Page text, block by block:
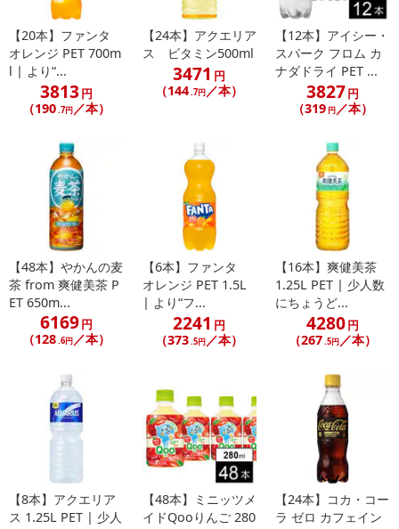
【20本】ファンタ
オレンジ PET 700m
l | より“...
3813円
（190 .7円／本）
【24本】アクエリア
ス ビタミン500ml
3471 円
（144 .7円 ／本）
【12本】アイシー・
スパーク フロム カ
ナダドライ PET ...
3827円
（319 円 ／本）
【48本】やかんの麦
茶 from 爽健美茶 P
ET 650m...
6169円
（128.6円／本）
【6本】ファンタ
オレンジ PET 1.5L
| より“フ...
2241 円
（373.5円／本）
【16本】爽健美茶
1.25L PET | 少人数
にちょうど...
4280円
（267.5円／本）
【8本】アクエリア
ス 1.25L PET | 少人
【48本】ミニッツメ
イドQooりんご 280
【24本】コカ・コー
ラ ゼロ カフェイン